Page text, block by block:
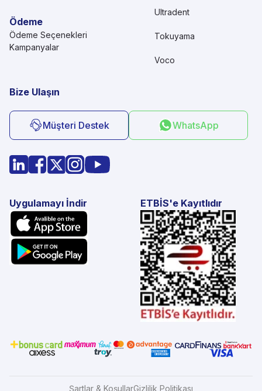
Ödeme
Ödeme Seçenekleri
Kampanyalar
Ultradent
Tokuyama
Voco
Bize Ulaşın
Müşteri Destek WhatsApp
Uygulamayı İndir ETBİS'e Kayıtlıdır
Şartlar & KoşullarGizlilik Politikası